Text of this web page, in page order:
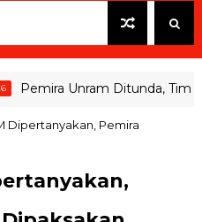
Unram Ditunda, Tim
Dipertanyakan, Pemira